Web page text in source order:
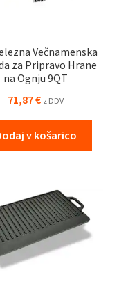
Večnamenska
za Pripravo Hrane
na Ognju 9QT
71,87€ z DDV
v košarico